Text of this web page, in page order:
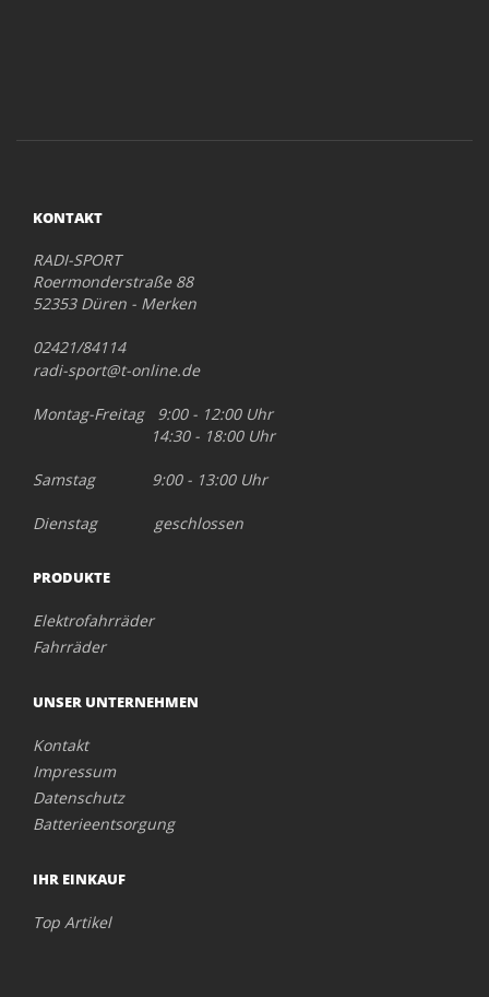
KONTAKT
RADI-SPORT
Roermonderstraße 88
52353 Düren - Merken
02421/84114
radi-sport@t-online.de
Montag-Freitag 9:00 - 12:00 Uhr
14:30 - 18:00 Uhr
Samstag 9:00 - 13:00 Uhr
Dienstag geschlossen
PRODUKTE
Elektrofahrräder
Fahrräder
UNSER UNTERNEHMEN
Kontakt
Impressum
Datenschutz
Batterieentsorgung
IHR EINKAUF
Top Artikel